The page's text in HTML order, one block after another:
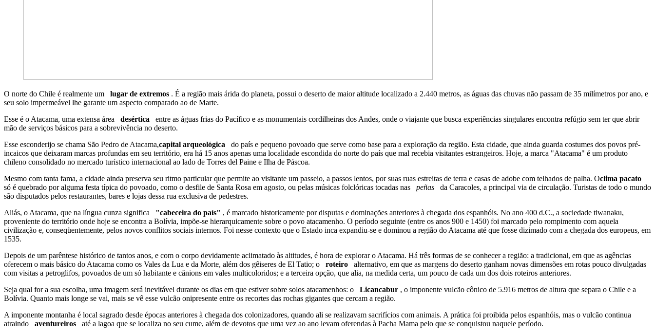
O norte do Chile é realmente um lugar de extremos . É a região mais árida do planeta, possui o deserto de maior altitude localizado a 2.440 metros, as águas das chuvas não passam de 35 milímetros por ano, e
seu solo impermeável lhe garante um aspecto comparado ao de Marte.
Esse é o Atacama, uma extensa área desértica
entre as águas frias do Pacífico e as monumentais cordilheiras dos Andes, onde o viajante que busca experiências singulares encontra refúgio sem ter que abrir
mão de serviços básicos para a sobrevivência no deserto.
Esse esconderijo se chama São Pedro de Atacama,capital arqueológica
do país e pequeno povoado que serve como base para a exploração da região. Esta cidade, que ainda guarda costumes dos povos pré-
incaicos que deixaram marcas profundas em seu território, era há 15 anos apenas uma localidade escondida do norte do país que mal recebia visitantes estrangeiros. Hoje, a marca "Atacama" é um produto
chileno consolidado no mercado turístico internacional ao lado de Torres del Paine e Ilha de Páscoa.
Mesmo com tanta fama, a cidade ainda preserva seu ritmo particular que permite ao visitante um passeio, a passos lentos, por suas ruas estreitas de terra e casas de adobe com telhados de palha. Oclima pacato
só é quebrado por alguma festa típica do povoado, como o desfile de Santa Rosa em agosto, ou pelas músicas folclóricas tocadas nas peñas
da Caracoles, a principal via de circulação. Turistas de todo o mundo
são disputados pelos restaurantes, bares e lojas dessa rua exclusiva de pedestres.
Aliás, o Atacama, que na língua cunza significa "cabeceira do país" , é marcado historicamente por disputas e dominações anteriores à chegada dos espanhóis. No ano 400 d.C., a sociedade tiwanaku,
proveniente do território onde hoje se encontra a Bolívia, impõe-se hierarquicamente sobre o povo atacamenho. O período seguinte (entre os anos 900 e 1450) foi marcado pelo rompimento com aquela
civilização e, conseqüentemente, pelos novos conflitos sociais internos. Foi nesse contexto que o Estado inca expandiu-se e dominou a região do Atacama até que fosse dizimado com a chegada dos europeus, em
1535.
Depois de um parêntese histórico de tantos anos, e com o corpo devidamente aclimatado às altitudes, é hora de explorar o Atacama. Há três formas de se conhecer a região: a tradicional, em que as agências
oferecem o mais básico do Atacama como os Vales da Lua e da Morte, além dos gêiseres de El Tatio; o roteiro
alternativo, em que as margens do deserto ganham novas dimensões em rotas pouco divulgadas
com visitas a petroglifos, povoados de um só habitante e cânions em vales multicoloridos; e a terceira opção, que alia, na medida certa, um pouco de cada um dos dois roteiros anteriores.
Seja qual for a sua escolha, uma imagem será inevitável durante os dias em que estiver sobre solos atacamenhos: o Licancabur , o imponente vulcão cônico de 5.916 metros de altura que separa o Chile e a
Bolívia. Quanto mais longe se vai, mais se vê esse vulcão onipresente entre os recortes das rochas gigantes que cercam a região.
A imponente montanha é local sagrado desde épocas anteriores à chegada dos colonizadores, quando ali se realizavam sacrifícios com animais. A prática foi proibida pelos espanhóis, mas o vulcão continua
atraindo aventureiros
até a lagoa que se localiza no seu cume, além de devotos que uma vez ao ano levam oferendas à Pacha Mama pelo que se conquistou naquele período.